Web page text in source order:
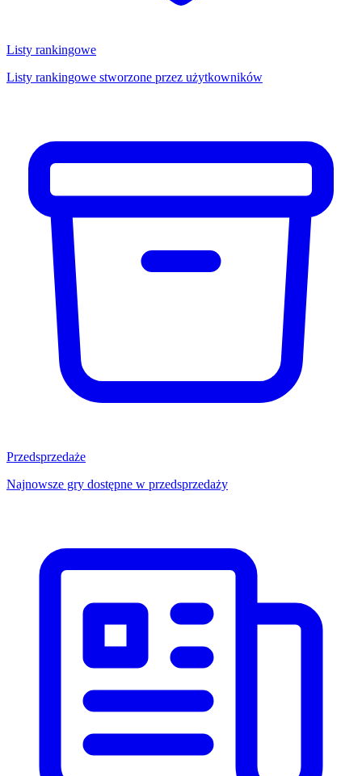
Listy rankingowe
Listy rankingowe stworzone przez użytkowników
Przedsprzedaże
Najnowsze gry dostępne w przedsprzedaży